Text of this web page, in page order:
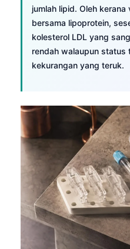
jumlah lipid. Oleh kerana
bersama lipoprotein,
kolesterol LDL yang
rendah walaupun status
kekurangan yang teruk.
Euskara
Gàidhlig
Occitan
العربية المغربية
Afrikaans
Монгол
Кыргызча
Татар теле